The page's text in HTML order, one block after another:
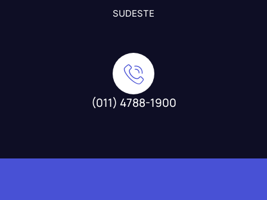
SUDESTE
(011) 4788-1900